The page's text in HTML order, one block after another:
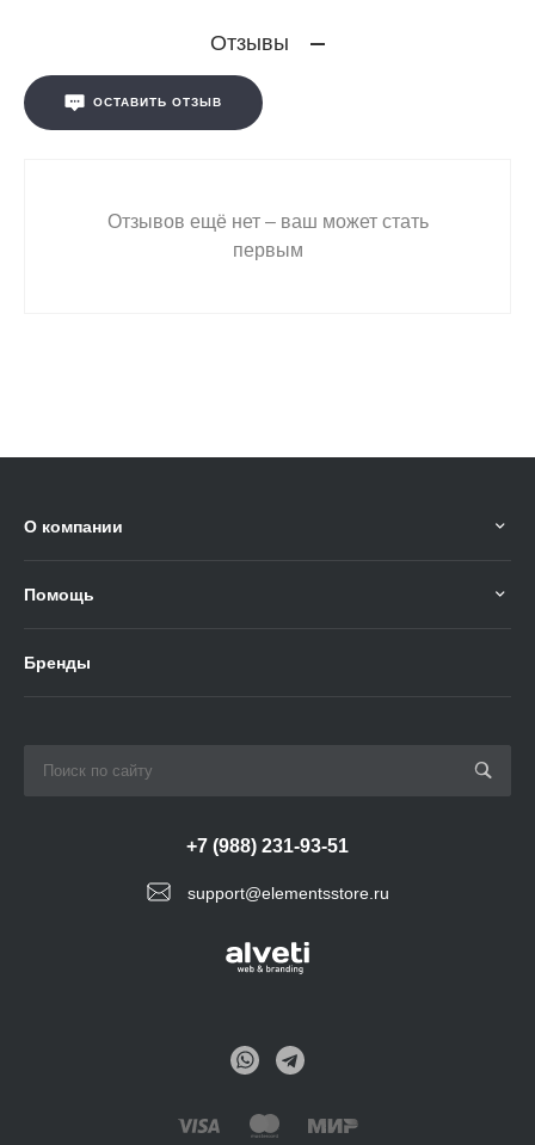
Отзывы
ОСТАВИТЬ ОТЗЫВ
Отзывов ещё нет – ваш может стать
первым
О компании
Помощь
Бренды
support@elementsstore.ru
+7 (988) 231-93-51